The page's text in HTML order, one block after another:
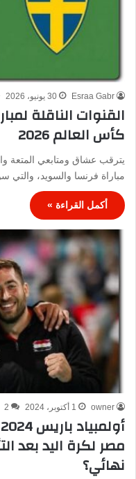
Esraa Gabr 30 يونيو، 2026
القنوات الناقلة
كأس العالم 2026
يترقب عشاق ومتابعي المتعة
مباراة فرنسا والسويد، والتي
أكمل القراءة »
owner 1 أكتوبر، 2024 2
مصر لكرة اليد بعد
نهائي؟